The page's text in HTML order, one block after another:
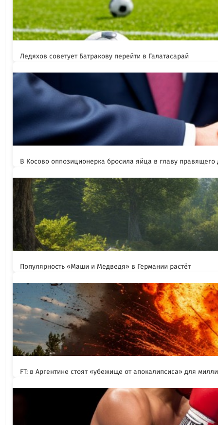
Ледяхов советует Батракову перейти в Галатасарай
В Косово оппозиционерка бросила яйца в главу
Популярность «Маши и Медведя» в Германии растёт
FT: в Аргентине стоят «убежище от апокалипсиса» для